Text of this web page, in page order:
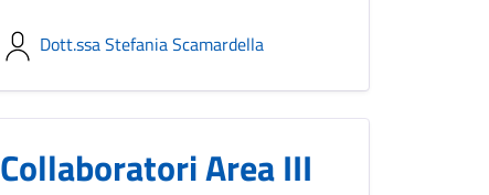
Dott.ssa Stefania Scamardella
Collaboratori Area III